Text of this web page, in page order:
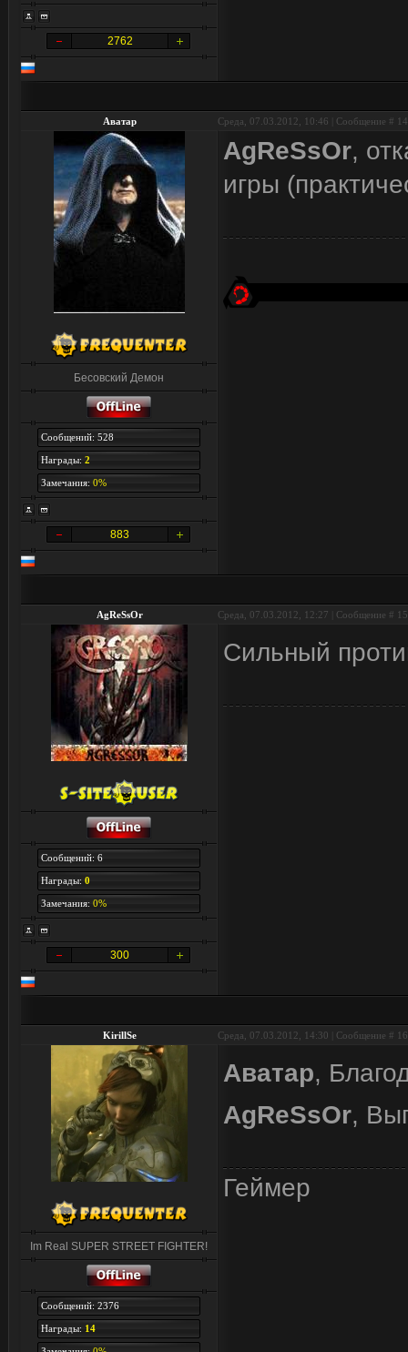
2762
Аватар Среда, 07.03.2012, 10:46 | Сообщение # 14
Бесовский Демон
Сообщений: 528
Награды: 2
Замечания: 0%
883
AgReSsOr,
игры
AgReSsOr Среда, 07.03.2012, 12:27 | Сообщение # 15
Сообщений: 6
Награды: 0
Замечания: 0%
300
Сильный
KirillSe Среда, 07.03.2012, 14:30 | Сообщение # 16
Im Real SUPER STREET FIGHTER!
Сообщений: 2376
Награды: 14
Аватар,
AgReSsOr,
Геймер